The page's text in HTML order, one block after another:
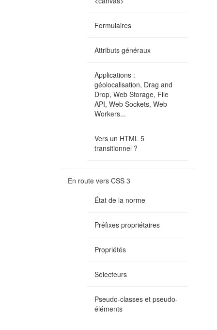
Formulaires
Attributs généraux
Applications :
géolocalisation, Drag and
Drop, Web Storage, File
API, Web Sockets, Web
Workers...
Vers un HTML 5
transitionnel ?
En route vers CSS 3
État de la norme
Préfixes propriétaires
Propriétés
Sélecteurs
Pseudo-classes et pseudo-
éléments